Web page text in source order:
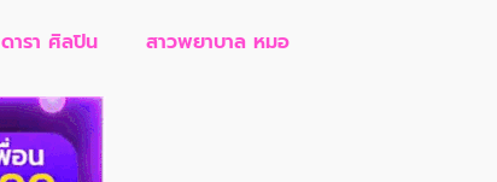
ดารา ศิลปิน สาวพยาบาล หมอ